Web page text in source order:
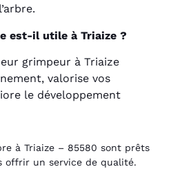
est-il utile à Triaize ?
grimpeur à Triaize
valorise vos
le développement
à Triaize – 85580 sont prêts
offrir un service de qualité.